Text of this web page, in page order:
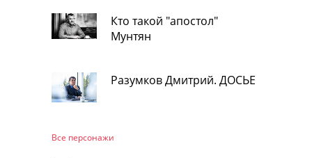
Кто такой "апостол"
Мунтян
Разумков Дмитрий. ДОСЬЕ
Все персонажи